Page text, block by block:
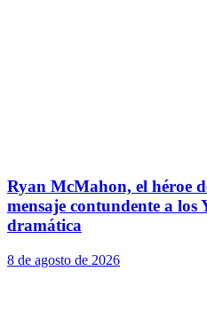
Ryan McMahon, el héroe
mensaje contundente a los
dramática
8 de agosto de 2026